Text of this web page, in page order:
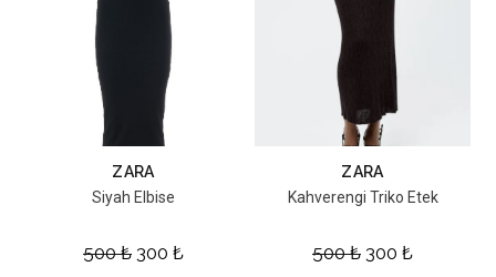
ZARA
Siyah Elbise
500₺ 300 ₺
ZARA
Kahverengi Triko Etek
500₺ 300 ₺